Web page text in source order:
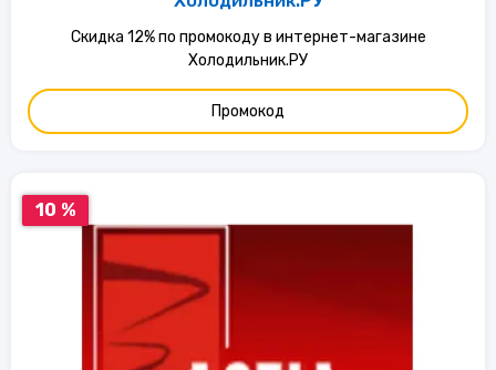
Скидка 12% по промокоду в интернет-магазине
Холодильник.РУ
Промокод
10 %